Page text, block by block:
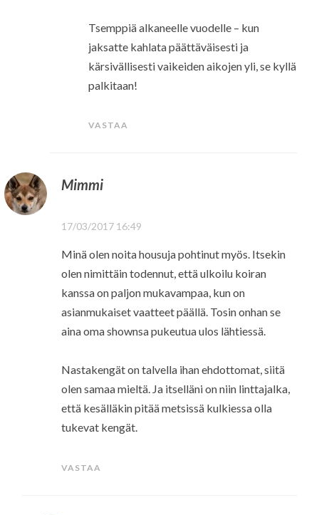
Tsemppiä alkaneelle vuodelle – kun
jaksatte kahlata päättäväisesti ja
kärsivällisesti vaikeiden aikojen yli, se kyllä
palkitaan!
VASTAA
Mimmi
17/03/2017 16:49
Minä olen noita housuja pohtinut myös. Itsekin
olen nimittäin todennut, että ulkoilu koiran
kanssa on paljon mukavampaa, kun on
asianmukaiset vaatteet päällä. Tosin onhan se
aina oma shownsa pukeutua ulos lähtiessä.
Nastakengät on talvella ihan ehdottomat, siitä
olen samaa mieltä. Ja itselläni on niin linttajalka,
että kesälläkin pitää metsissä kulkiessa olla
tukevat kengät.
VASTAA